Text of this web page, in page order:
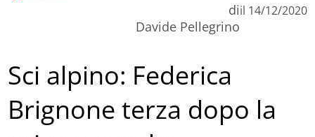
di
Davide Pellegrino
il 14/12/2020
Sci alpino: Federica
Brignone terza dopo la